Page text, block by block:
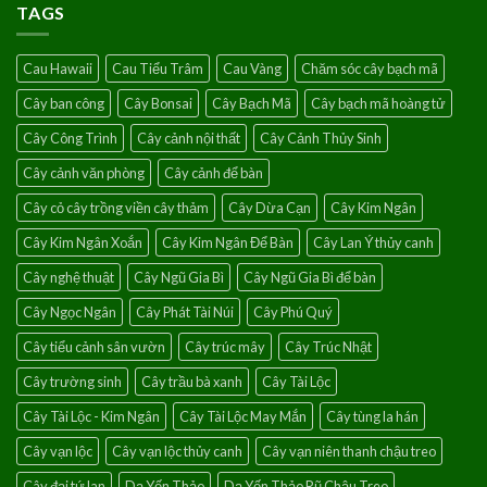
của
điềm
lành
TAGS
Cau Hawaii Cau Tiểu Trâm Cau Vàng
Chăm sóc cây bạch mã
Cây ban công
Cây Bonsai Cây Bạch Mã
Cây bạch mã hoàng tử
Cây Công Trình
Cây cảnh nội thất
Cây Cảnh Thủy Sinh
Cây cảnh văn phòng
Cây cảnh để bàn
Cây cỏ cây trồng viền cây thảm
Cây Dừa Cạn
Cây Kim Ngân
Cây Kim Ngân Xoắn
Cây Kim Ngân Để Bàn
Cây Lan Ý thủy canh
Cây nghệ thuật
Cây Ngũ Gia Bì
Cây Ngũ Gia Bì để bàn
Cây Ngọc Ngân
Cây Phát Tài Núi
Cây Phú Quý
Cây tiểu cảnh sân vườn
Cây trúc mây
Cây Trúc Nhật
Cây trường sinh
Cây trầu bà xanh
Cây Tài Lộc
Cây Tài Lộc - Kim Ngân
Cây Tài Lộc May Mắn
Cây tùng la hán
Cây vạn lộc
Cây vạn lộc thủy canh
Cây vạn niên thanh chậu treo